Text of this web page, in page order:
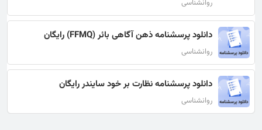
روانشناسی
دانلود پرسشنامه ذهن آگاهی بائر (FFMQ) رایگان
روانشناسی
دانلود پرسشنامه نظارت بر خود سایندر رایگان
روانشناسی